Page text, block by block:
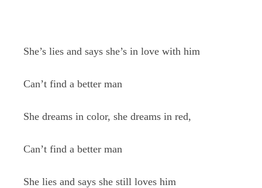
She’s lies and says she’s in love with him
Can’t find a better man
She dreams in color, she dreams in red,
Can’t find a better man
She lies and says she still loves him